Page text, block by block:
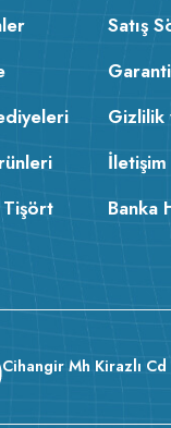
Tişört
Satış
Gizlilik
İletişim
Banka
Cihangir Mh Kirazlı